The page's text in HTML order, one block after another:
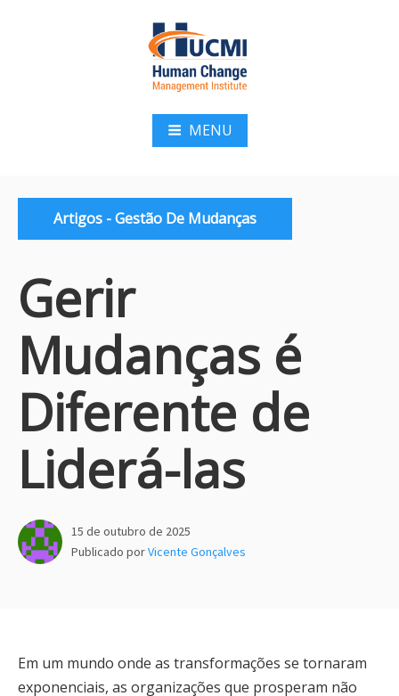
MENU
Categorias:Artigos - Gestão De Mudanças
Gerir
Mudanças é
Diferente de
Liderá-las
15 de outubro de 2025
Publicado porVicente Gonçalves
Em um mundo onde as transformações se tornaram
exponenciais, as organizações que prosperam não